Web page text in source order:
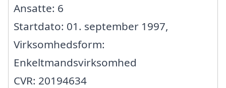
Ansatte: 6
Startdato: 01. september 1997,
Virksomhedsform:
Enkeltmandsvirksomhed
CVR: 20194634